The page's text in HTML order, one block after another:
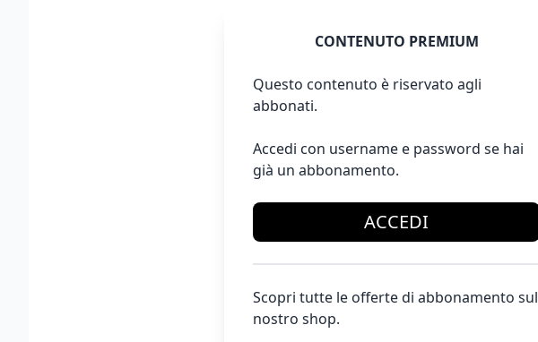
CONTENUTO PREMIUM
Questo contenuto è riservato agli
abbonati.
Accedi con username e password se hai
già un abbonamento.
ACCEDI
Scopri tutte le offerte di abbonamento sul
nostro shop.